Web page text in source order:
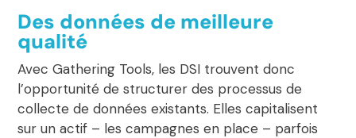
Des données de meilleure
qualité
Avec Gathering Tools, les DSI trouvent donc
l’opportunité de structurer des processus de
collecte de données existants. Elles capitalisent
sur un actif – les campagnes en place – parfois